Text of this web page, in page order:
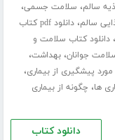
سالم، سلامت جسمی،
سالم،
دانلود pdf کتاب
،دانلود کتاب سلامت و
جوانان،بهداشت،
مورد پیشگیری از بیماری،
ها، چگونه از بیماری
دانلود کتاب